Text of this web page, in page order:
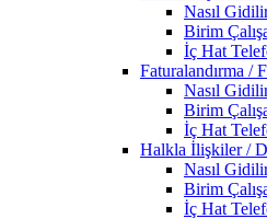
Nasıl
Birim
İç Hat
Faturalandırma /
Nasıl
Birim
İç Hat
Halkla İlişkiler /
Nasıl
Birim
İç Hat